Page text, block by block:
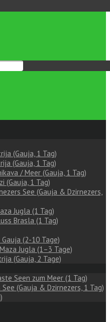
(Gauja, 1 Tag)
(Gauja, 1 Tag)
/ Meer (Gauja, 1 Tag)
(Gauja, 1 Tag)
See (Gauja & Dzirnezers,
Jugla (1 Tag)
Brasla (1 Tag)
(2-10 Tage)
Jugla (1–3 Tage)
(Gauja, 2 Tage)
Seen zum Meer (1 Tag)
(Gauja & Dzirnezers, 1 Tag)